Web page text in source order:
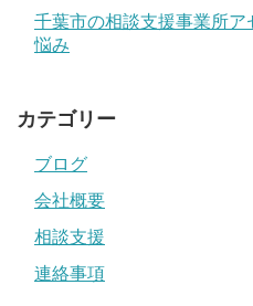
千葉市の相談支援事業所
悩み
カテゴリー
ブログ
会社概要
相談支援
連絡事項